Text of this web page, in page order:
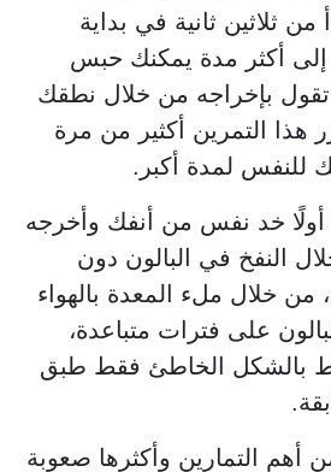
من ثلاثين ثانية في بداية
إلى أكثر مدة يمكنك حبس
بإخراجه من خلال نطقك
التمرين أكثير من مرة
للنفس لمدة أكبر.
أولًا خد نفس من أنفك وأخرجه
النفخ في البالون دون
من خلال ملء المعدة بالهواء
على فترات متباعدة،
بالشكل الخاطئ فقط طبق
أهم التمارين وأكثرها صعوبة